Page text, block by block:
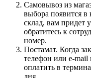
Самовывоз из
выбора появится в
склад, вам придет
обратитесь к
номер.
Постамат. Когда
телефон или e-
оплатить в
дня.